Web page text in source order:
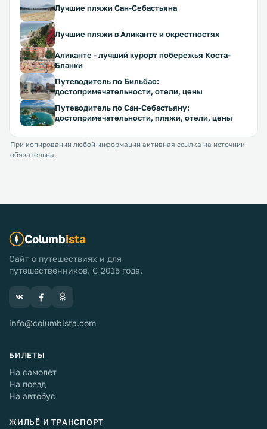
Лучшие пляжи Сан-Себастьяна
Лучшие пляжи в Аликанте и окрестностях
Аликанте - лучший курорт побережья Коста-
Бланки
Путеводитель по Бильбао:
достопримечательности, отели, цены
Путеводитель по Сан-Себастьяну:
достопримечательности, пляжи, отели, цены
При копировании любой информации активная ссылка на источник
обязательна.
Columbista
Сайт о путешествиях и для
путешественников. С 2015 года.
info@columbista.com
БИЛЕТЫ
На самолёт
На поезд
На автобус
ЖИЛЬЁ И ТРАНСПОРТ